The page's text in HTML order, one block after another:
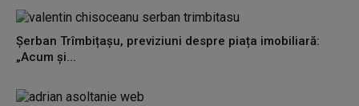
Șerban Trîmbițașu, previziuni despre piața imobiliară:
„Acum și...